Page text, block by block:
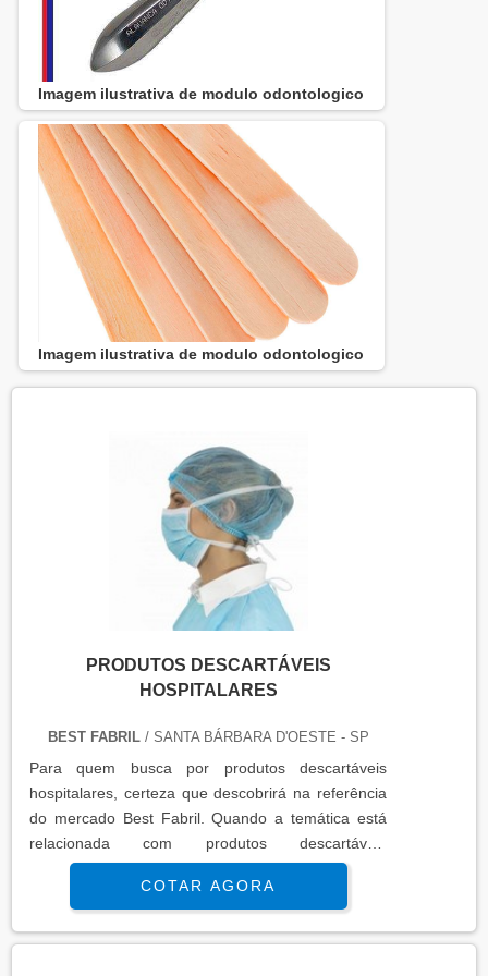
Imagem ilustrativa de modulo odontologico
Imagem ilustrativa de modulo odontologico
PRODUTOS DESCARTÁVEIS
HOSPITALARES
BEST FABRIL/ SANTA BÁRBARA D'OESTE - SP
Para quem busca por produtos descartáveis
hospitalares, certeza que descobrirá na referência
do mercado Best Fabril. Quando a temática está
relacionada com produtos descartáveis
hospitalares, com os melhores profissionais da
Best Fabril alcançará precisão com melhores
soluções para fabricação de produtos cirúrgicos
descartáveis. DETALHES SOBRE OS PRODUTOS
COTAR AGORA